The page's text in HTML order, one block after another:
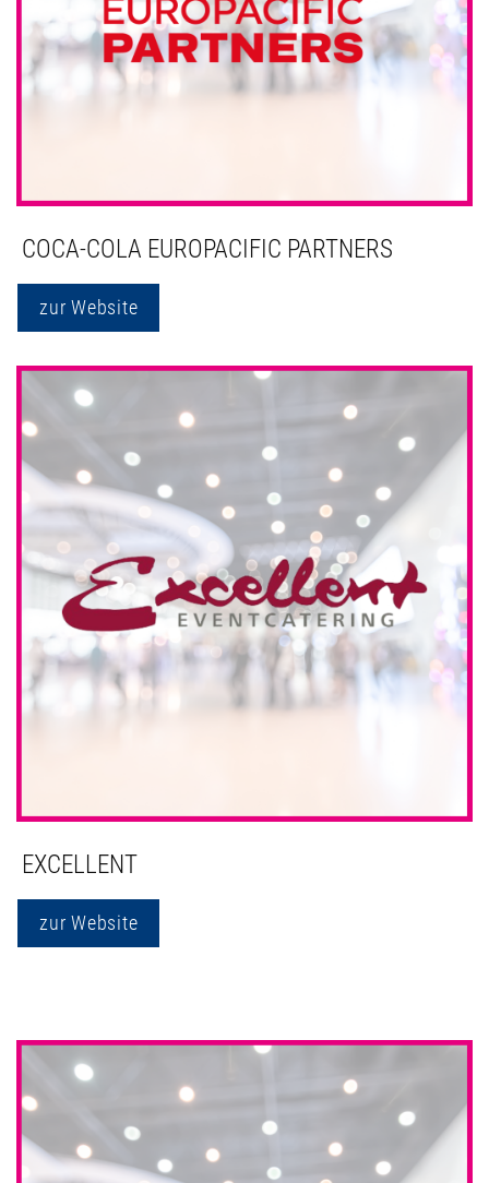
COCA-COLA EUROPACIFIC PARTNERS
zur Website
EXCELLENT
zur Website